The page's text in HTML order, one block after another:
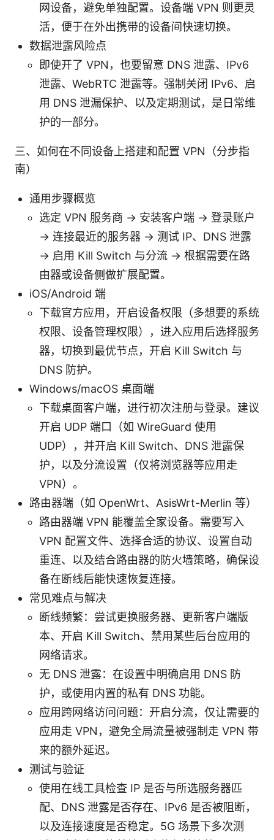
网设备，避免单独配置。设备端 VPN 则更灵
活，便于在外出携带的设备间快速切换。
数据泄露风险点
即使开了 VPN，也要留意 DNS 泄露、IPv6
泄露、WebRTC 泄露等。强制关闭 IPv6、启
用 DNS 泄漏保护、以及定期测试，是日常维
护的一部分。
三、如何在不同设备上搭建和配置 VPN（分步指
南）
通用步骤概览
选定 VPN 服务商 → 安装客户端 → 登录账户
→ 连接最近的服务器 → 测试 IP、DNS 泄露
→ 启用 Kill Switch 与分流 → 根据需要在路
由器或设备侧做扩展配置。
iOS/Android 端
下载官方应用，开启设备权限（多想要的系统
权限、设备管理权限），进入应用后选择服务
器，切换到最优节点，开启 Kill Switch 与
DNS 防护。
Windows/macOS 桌面端
下载桌面客户端，进行初次注册与登录。建议
开启 UDP 端口（如 WireGuard 使用
UDP），并开启 Kill Switch、DNS 泄露保
护，以及分流设置（仅将浏览器等应用走
VPN）。
路由器端（如 OpenWrt、AsisWrt-Merlin 等）
路由器端 VPN 能覆盖全家设备。需要写入
VPN 配置文件、选择合适的协议、设置自动
重连、以及结合路由器的防火墙策略，确保设
备在断线后能快速恢复连接。
常见难点与解决
断线频繁：尝试更换服务器、更新客户端版
本、开启 Kill Switch、禁用某些后台应用的
网络请求。
无 DNS 泄露：在设置中明确启用 DNS 防
护，或使用内置的私有 DNS 功能。
应用跨网络访问问题：开启分流，仅让需要的
应用走 VPN，避免全局流量被强制走 VPN 带
来的额外延迟。
测试与验证
使用在线工具检查 IP 是否与所选服务器匹
配、DNS 泄露是否存在、IPv6 是否被阻断，
以及连接速度是否稳定。5G 场景下多次测